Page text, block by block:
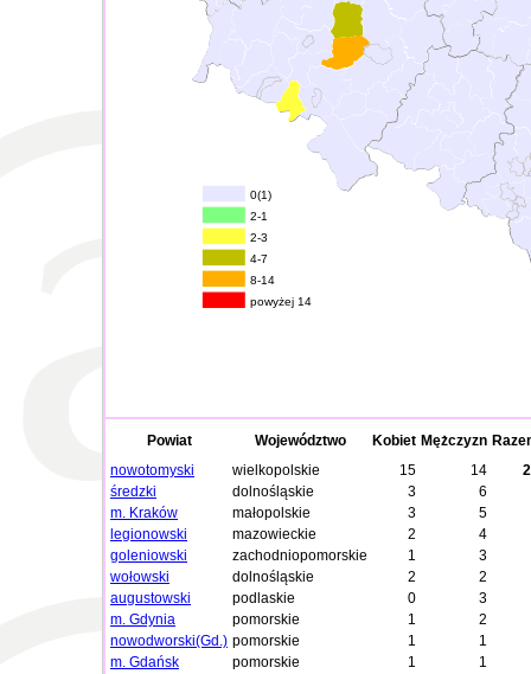
0(1)
2-1
2-3
4-7
8-14
powyżej 14
Powiat Województwo Kobiet Mężczyzn
nowotomyski
wielkopolskie 15 14
średzki
dolnośląskie 3
6
m. Kraków
małopolskie 3
5
legionowski
mazowieckie 2
4
goleniowski
zachodniopomorskie 1
3
wołowski
dolnośląskie 2
2
augustowski
podlaskie 0
3
m. Gdynia
pomorskie 1
2
nowodworski(Gd.) pomorskie 1
1
m. Gdańsk
pomorskie 1
1